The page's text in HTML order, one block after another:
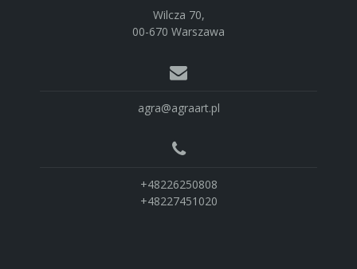
Wilcza 70,
00-670 Warszawa
agra@agraart.pl
+48226250808
+48227451020